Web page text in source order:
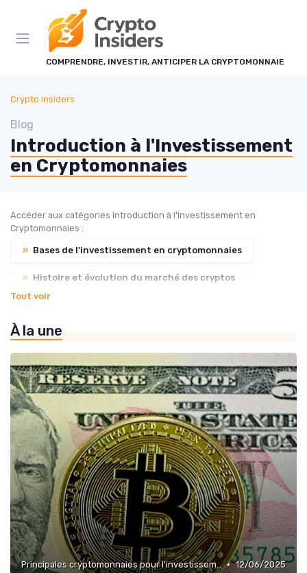
COMPRENDRE, INVESTIR, ANTICIPER LA CRYPTOMONNAIE
Crypto insiders
Blog
Introduction à l'Investissement
en Cryptomonnaies
Accéder aux catégories Introduction à l'Investissement en
Cryptomonnaies :
» Bases de l'investissement en cryptomonnaies
» Histoire et évolution du marché des cryptos
» Risques et avantages
Tout voir
À la une
Principales cryptomonnaies pour l'investissement • 12/06/2025
Panneau de gestion des cookies